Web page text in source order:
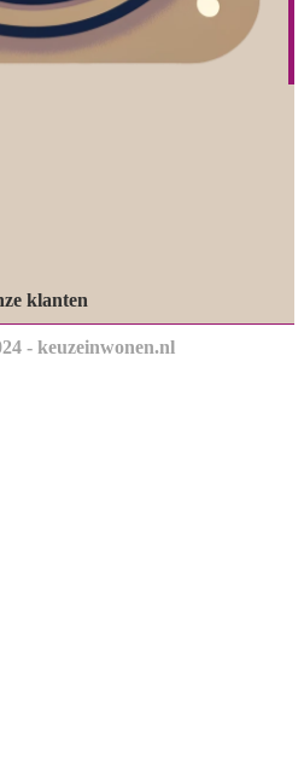
klanten
- keuzeinwonen.nl